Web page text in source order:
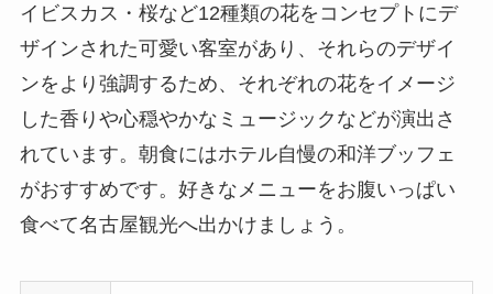
イビスカス・桜など12種類の花をコンセプトにデ
ザインされた可愛い客室があり、それらのデザイ
ンをより強調するため、それぞれの花をイメージ
した香りや心穏やかなミュージックなどが演出さ
れています。朝食にはホテル自慢の和洋ブッフェ
がおすすめです。好きなメニューをお腹いっぱい
食べて名古屋観光へ出かけましょう。